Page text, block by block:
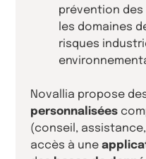
prévention
les domaines
risques
Novallia propose
personnalisées
(conseil,
accès à une